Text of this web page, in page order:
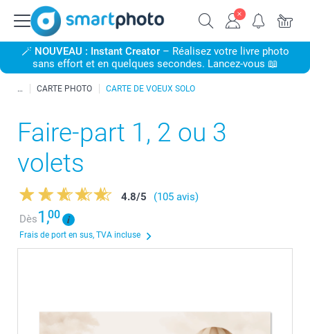
🪄 NOUVEAU : Instant Creator– Réalisez votre livre photo
sans effort et en quelques secondes. Lancez-vous 📖
CARTE PHOTO CARTE DE VOEUX SOLO
Faire-part 1, 2 ou 3
volets
4.8/5
(105 avis)
Dès1,00
Frais de port en sus, TVA incluse